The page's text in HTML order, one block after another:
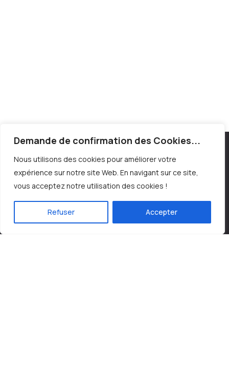
Demande de confirmation des Cookies...
Nous utilisons des cookies pour améliorer votre
expérience sur notre site Web. En navigant sur ce site,
vous acceptez notre utilisation des cookies !
Refuser Accepter
contact@laserestheticcare.be